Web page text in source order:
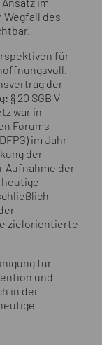
im
des
für
der
§ 20 SGB V
war in
Forums
im Jahr
der
Aufnahme der
heutige
zielorientierte
für
und
in der